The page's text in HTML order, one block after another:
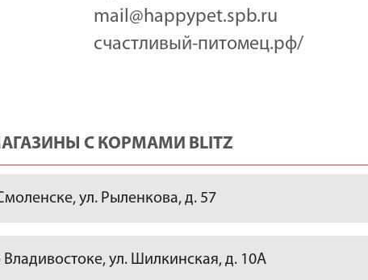
mail@happypet.spb.ru
счастливый-питомец.рф/
С КОРМАМИ BLITZ
ул. Рыленкова, д. 57
ул. Шилкинская, д. 10А